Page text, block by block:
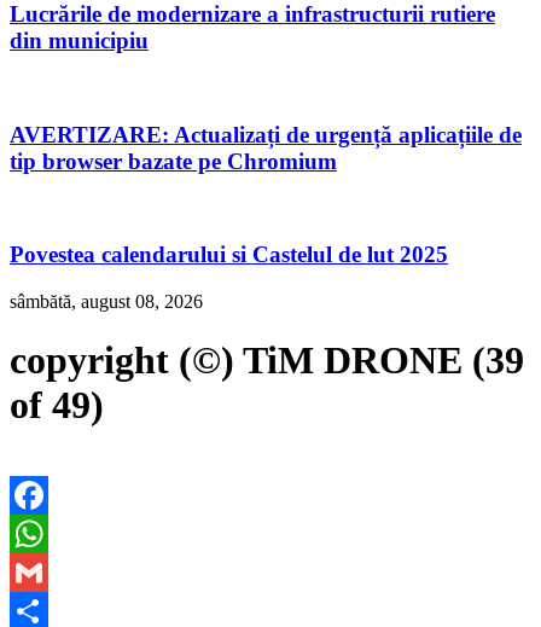
Lucrările de modernizare a infrastructurii rutiere
din municipiu
AVERTIZARE: Actualizați de urgență aplicațiile de
tip browser bazate pe Chromium
Povestea calendarului si Castelul de lut 2025
sâmbătă, august 08, 2026
copyright (©) TiM DRONE (39
of 49)
Facebook
WhatsApp
Gmail